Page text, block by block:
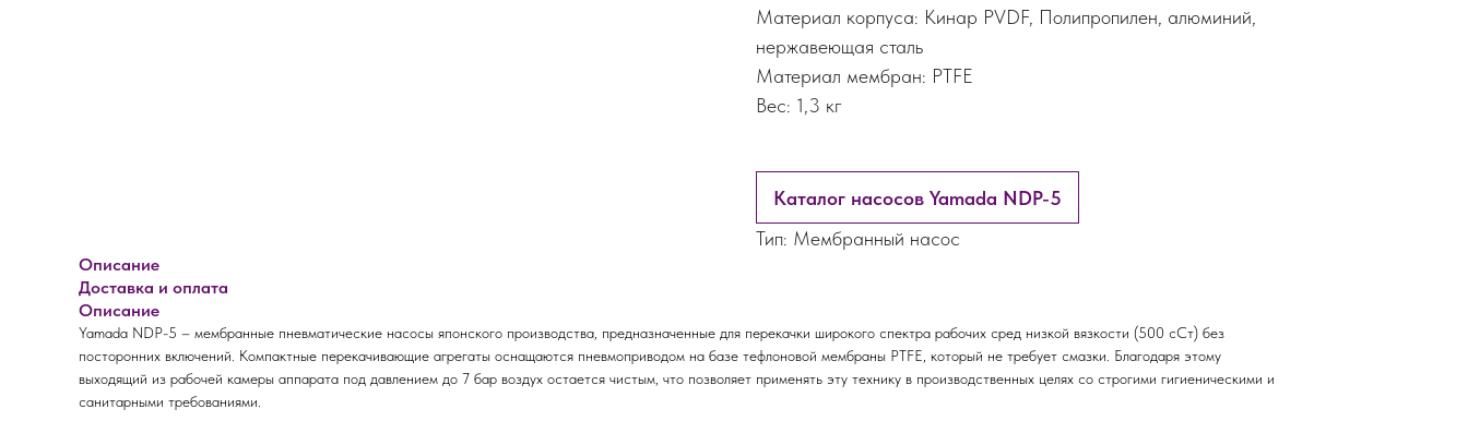
Материал корпуса: Кинар PVDF, Полипропилен, алюминий,
нержавеющая сталь
Материал мембран: PTFE
Вес: 1,3 кг
Каталог насосов Yamada NDP-5
Тип: Мембранный насос
Описание
Доставка и оплата
Описание
Yamada NDP-5 – мембранные пневматические насосы японского производства, предназначенные для перекачки широкого спектра рабочих сред низкой вязкости (500 сСт) без
посторонних включений. Компактные перекачивающие агрегаты оснащаются пневмоприводом на базе тефлоновой мембраны PTFE, который не требует смазки. Благодаря этому
выходящий из рабочей камеры аппарата под давлением до 7 бар воздух остается чистым, что позволяет применять эту технику в производственных целях со строгими гигиеническими и
санитарными требованиями.